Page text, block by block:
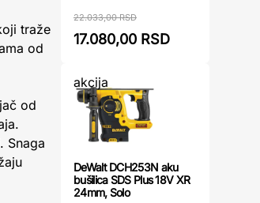
traže
od
od
Snaga
22.033,00 RSD
17.080,00 RSD
akcija
DeWalt DCH253N aku
bušilica SDS Plus 18V XR
24mm, Solo